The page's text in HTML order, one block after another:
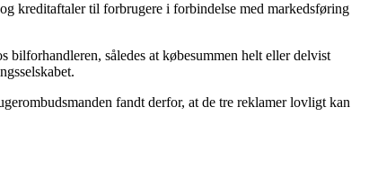
kreditaftaler til forbrugere i forbindelse med markedsføring
således at købesummen helt eller delvist
fandt derfor, at de tre reklamer lovligt kan